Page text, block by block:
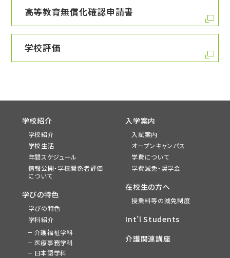
高等教育無償化確認申請書
学校評価
学校紹介
学校紹介
学校生活
年間スケジュール
情報公開・学校関係者評価
について
学びの特色
学びの特色
学科紹介
介護福祉学科
医療事務学科
日本語学科
入学案内
入試案内
オープンキャンパス
学費について
学費減免・奨学金
在校生の方へ
授業料等の減免制度
Int’l Students
介護関連講座